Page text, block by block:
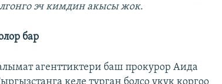
эч кимдин акысы жок.
бар
агенттиктери баш прокурор Аида